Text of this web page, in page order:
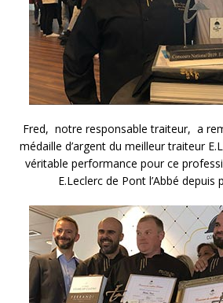
Fred, notre responsable traiteur, a
médaille d’argent du meilleur traiteur
véritable performance pour ce
E.Leclerc de Pont l’Abbé depuis